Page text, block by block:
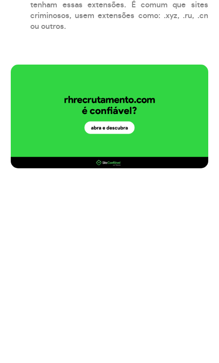
tenham essas extensões. É comum que sites
criminosos, usem extensões como: .xyz, .ru, .cn
ou outros.